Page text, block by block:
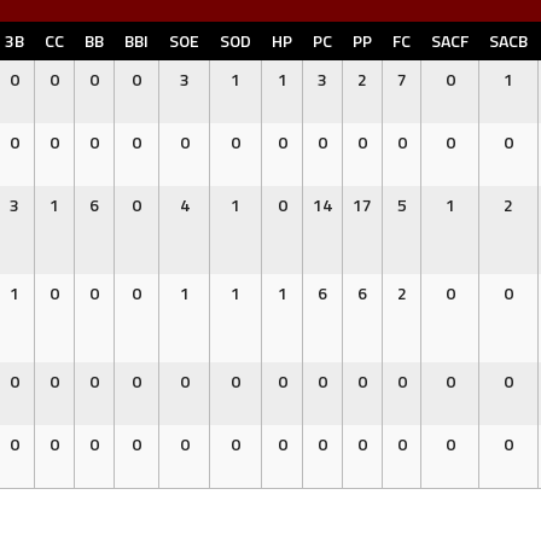
3B CC BB BBI SOE SOD HP PC PP FC SACF
SACB
0
0 0 0 3 1 1 3 2 7 0 1
0 0 0 0 0 0 0 0 0 0 0 0
3 1 6 0 4 1 0 14 17 5 1 2
1 0 0 0 1 1 1 6 6 2 0 0
0 0 0 0 0 0 0 0 0 0 0 0
0 0 0 0 0 0 0 0 0 0 0 0